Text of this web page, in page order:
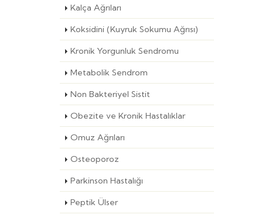
Kalça Ağrıları
Koksidini (Kuyruk Sokumu Ağrısı)
Kronik Yorgunluk Sendromu
Metabolik Sendrom
Non Bakteriyel Sistit
Obezite ve Kronik Hastalıklar
Omuz Ağrıları
Osteoporoz
Parkinson Hastalığı
Peptik Ülser